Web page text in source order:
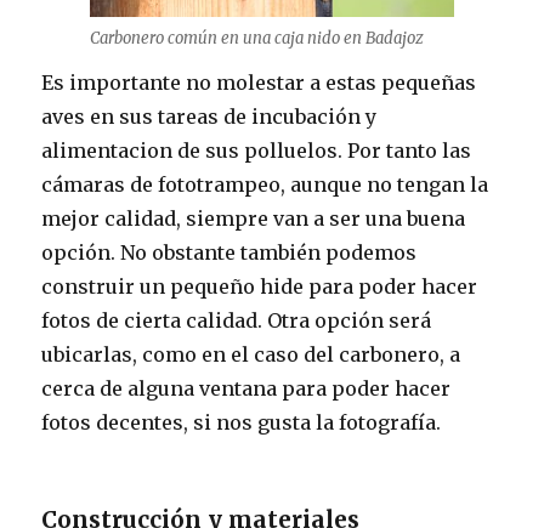
Carbonero común en una caja nido en Badajoz
Es importante no molestar a estas pequeñas
aves en sus tareas de incubación y
alimentacion de sus polluelos. Por tanto las
cámaras de fototrampeo, aunque no tengan la
mejor calidad, siempre van a ser una buena
opción. No obstante también podemos
construir un pequeño hide para poder hacer
fotos de cierta calidad. Otra opción será
ubicarlas, como en el caso del carbonero, a
cerca de alguna ventana para poder hacer
fotos decentes, si nos gusta la fotografía.
Construcción y materiales